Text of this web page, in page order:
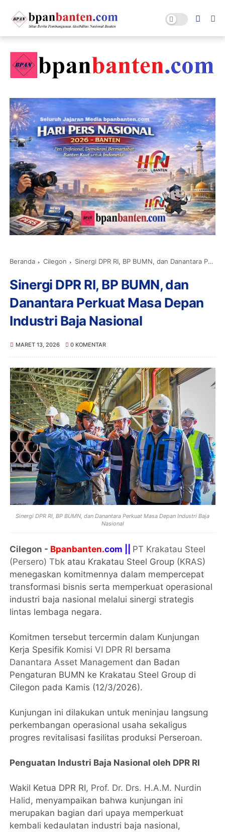
Beranda Cilegon Sinergi DPR RI, BP BUMN, dan Danantara Perkuat Masa Depan Industri Baja Nasional
Sinergi DPR RI, BP BUMN, dan
Danantara Perkuat Masa Depan
Industri Baja Nasional
MARET 13, 2026 0 KOMENTAR
Sinergi DPR RI, BP BUMN, dan Danantara Perkuat Masa Depan Industri Baja
Nasional
Cilegon - Bpanbanten.com || PT Krakatau Steel
(Persero) Tbk atau Krakatau Steel Group (KRAS)
menegaskan komitmennya dalam mempercepat
transformasi bisnis serta memperkuat operasional
industri baja nasional melalui sinergi strategis
lintas lembaga negara.
Komitmen tersebut tercermin dalam Kunjungan
Kerja Spesifik Komisi VI DPR RI bersama
Danantara Asset Management dan Badan
Pengaturan BUMN ke Krakatau Steel Group di
Cilegon pada Kamis (12/3/2026).
Kunjungan ini dilakukan untuk meninjau langsung
perkembangan operasional usaha sekaligus
progres revitalisasi fasilitas produksi Perseroan.
Penguatan Industri Baja Nasional oleh DPR RI
Wakil Ketua DPR RI, Prof. Dr. Drs. H.A.M. Nurdin
Halid , menyampaikan bahwa kunjungan ini
merupakan bagian dari upaya memperkuat
kembali kedaulatan industri baja nasional,